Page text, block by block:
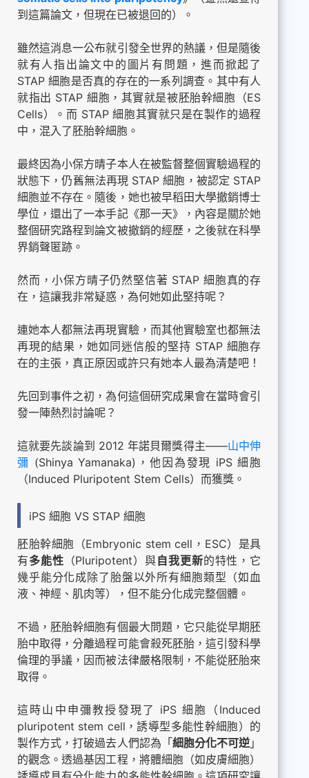
到這篇論文，但現在已被退回的）。
雖然這消息一公布就引發全世界的熱議，但是隨後
就有人指出論文中的圖片有問題，進而掀起了
STAP 細胞是否真的存在的一系列調查。其中有人
就指出 STAP 細胞，其實就是被胚胎幹細胞（ES
Cells）。而 STAP 細胞其實就只是在製作的過程
中，混入了胚胎幹細胞。
最終因為小保方晴子本人在被監督整個實驗過程的
狀態下，仍舊無法再現 STAP 細胞，被認定 STAP
細胞並不存在。隨後，她也被早稻田大學撤銷博士
學位，還出了一本手記《那一天》，內容是關於她
整個研究路程到論文被撤銷的經歷，之後就在科學
界銷聲匿跡。
然而，小保方晴子仍然堅信著 STAP 細胞真的存
在，這讓我非常疑惑，為何她如此堅持呢？
連她本人都無法再現實驗，而其他實驗室也都無法
再現的結果，她如同迷信般的堅持 STAP 細胞存
在的主張，真正原因或許只有她本人最為清楚吧！
先回到事件之初，為何這個研究成果會在當時會引
發一陣熱烈討論呢？
這就要先談論到 2012 年諾貝爾獎得主——山中伸
彌 (Shinya Yamanaka)，他因為發現 iPS 細胞
（Induced Pluripotent Stem Cells）而獲獎。
iPS 細胞 VS STAP 細胞
胚胎幹細胞（Embryonic stem cell，ESC）是具
有多能性 （Pluripotent）與自我更新的特性，它
幾乎能分化成除了胎盤以外所有細胞類型（如血
液、神經、肌肉等），但不能分化成完整個體。
不過，胚胎幹細胞有個最大問題，它只能從早期胚
胎中取得，分離過程可能會殺死胚胎，這引發科學
倫理的爭議，因而被法律嚴格限制，不能從胚胎來
取得。
這時山中申彌教授發現了 iPS 細胞（Induced
pluripotent stem cell，誘導型多能性幹細胞）的
製作方式，打破過去人們認為「 細胞分化不可逆」
的觀念。透過基因工程，將體細胞（如皮膚細胞）